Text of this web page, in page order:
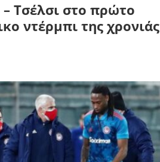
Τσέλσι στο πρώτο
ντέρμπι της χρονιάς